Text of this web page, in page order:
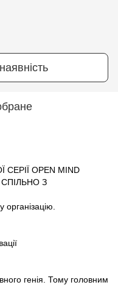
OPEN MIND
СПІЛЬНО З
організацію.
генія. Тому головним